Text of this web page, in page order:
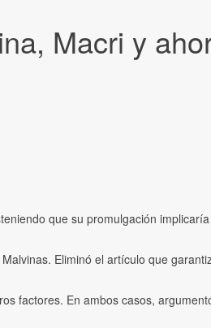
Macri y
que su promulgación
Eliminó el artículo que
factores. En ambos casos,